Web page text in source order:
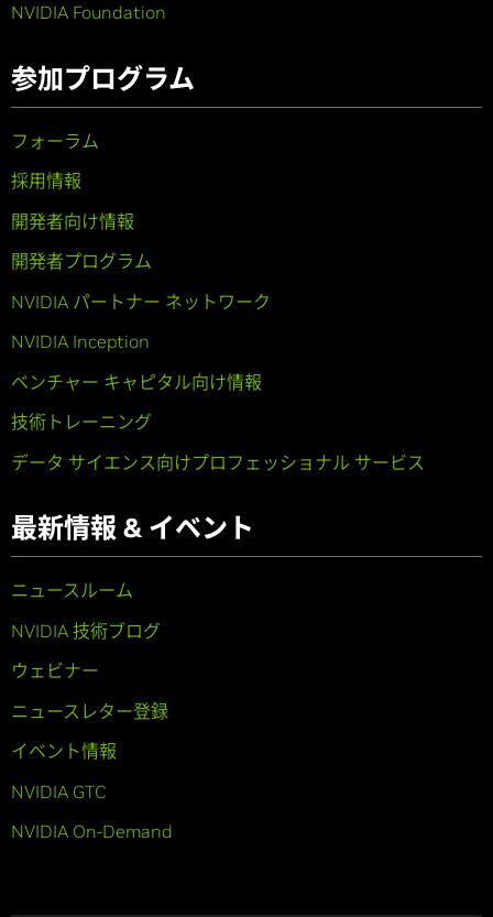
NVIDIA Foundation
参加プログラム
フォーラム
採用情報
開発者向け情報
開発者プログラム
NVIDIA パートナー ネットワーク
NVIDIA Inception
ベンチャー キャピタル向け情報
技術トレーニング
データ サイエンス向けプロフェッショナル サービス
最新情報 & イベント
ニュースルーム
NVIDIA 技術ブログ
ウェビナー
ニュースレター登録
イベント情報
NVIDIA GTC
NVIDIA On-Demand